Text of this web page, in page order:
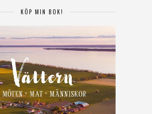
KÖP MIN BOK!